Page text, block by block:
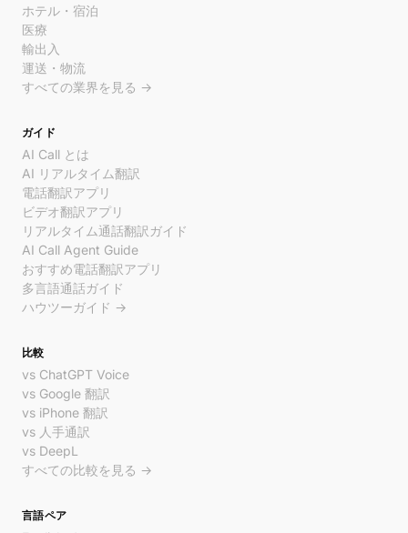
ホテル・宿泊
医療
輸出入
運送・物流
すべての業界を見る →
ガイド
AI Call とは
AI リアルタイム翻訳
電話翻訳アプリ
ビデオ翻訳アプリ
リアルタイム通話翻訳ガイド
AI Call Agent Guide
おすすめ電話翻訳アプリ
多言語通話ガイド
ハウツーガイド →
比較
vs ChatGPT Voice
vs Google 翻訳
vs iPhone 翻訳
vs 人手通訳
vs DeepL
すべての比較を見る →
言語ペア